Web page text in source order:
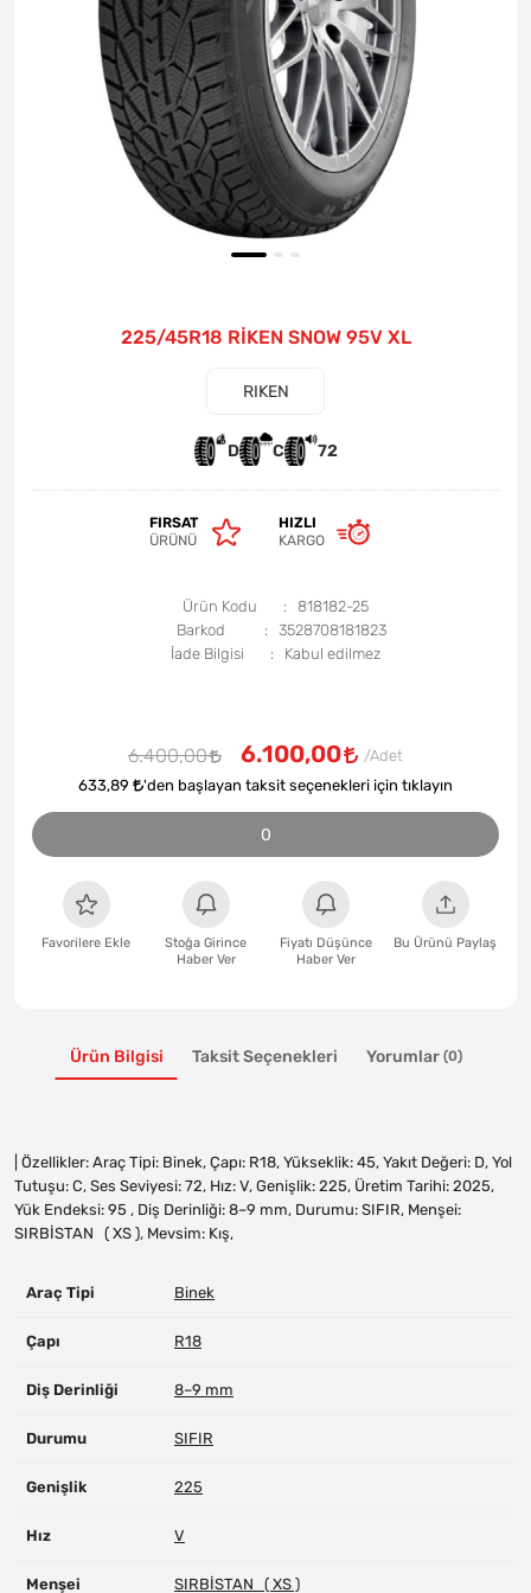
225/45R18 RİKEN SNOW 95V XL
RIKEN
D C 72
FIRSAT
ÜRÜNÜ
HIZLI
KARGO
Ürün Kodu
818182-25
Barkod
3528708181823
İade Bilgisi
6.400,00 6.100,00
633,89 'den başlayan taksit seçenekleri için tıklayın
0
Favorilere Ekle
Stoğa Girince
Haber Ver
Fiyatı Düşünce
Haber Ver
Bu Ürünü Paylaş
Ürün Bilgisi Taksit Seçenekleri Yorumlar (0)
| Özellikler: Araç Tipi: Binek, Çapı: R18, Yükseklik: 45, Yakıt Değeri: D, Yol
Tutuşu: C, Ses Seviyesi: 72, Hız: V, Genişlik: 225, Üretim Tarihi: 2025,
Yük Endeksi: 95 , Diş Derinliği: 8–9 mm, Durumu: SIFIR, Menşei:
SIRBİSTAN ( XS ), Mevsim: Kış,
Araç Tipi Binek
Çapı R18
Diş Derinliği 8–9 mm
Durumu SIFIR
Genişlik 225
Hız V
Menşei SIRBİSTAN ( XS )